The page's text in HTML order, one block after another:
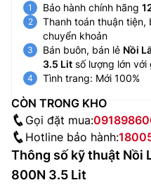
Bảo hành chính hãng
Thanh toán thuận tiện,
chuyển khoản
Bán buôn, bán lẻ Nồi
3.5 Lit số lượng lớn với
Tình trang: Mới 100%
CÒN TRONG KHO
Gọi đặt mua:
Hotline bảo hành:
Thông số kỹ thuật Nồi
800N 3.5 Lit